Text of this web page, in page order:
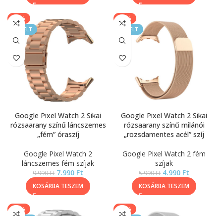
-20%
KIEMELT
Google Pixel Watch 2 Sikai
rózsaarany színű láncszemes
„fém” óraszíj
Google Pixel Watch 2
láncszemes fém szíjak
9.990Ft 7.990 Ft
KOSÁRBA TESZEM
-17%
KIEMELT
Google Pixel Watch 2 Sikai
rózsaarany színű milánói
„rozsdamentes acél” szíj
Google Pixel Watch 2 fém
szíjak
5.990Ft 4.990 Ft
KOSÁRBA TESZEM
-20%
-17%